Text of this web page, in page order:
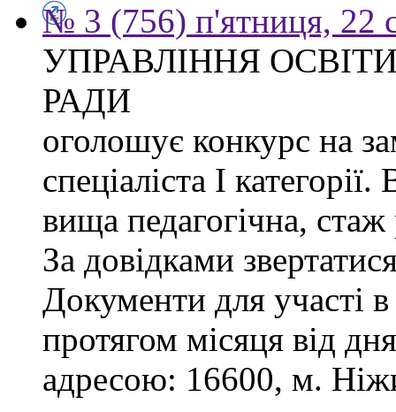
№ 3 (756) п'ятниця, 22
УПРАВЛІННЯ
РАДИ
оголошує конкурс на
спеціаліста І
вища педагогічна,
За довідками
Документи для участі
протягом місяця від
адресою: 16600, м.